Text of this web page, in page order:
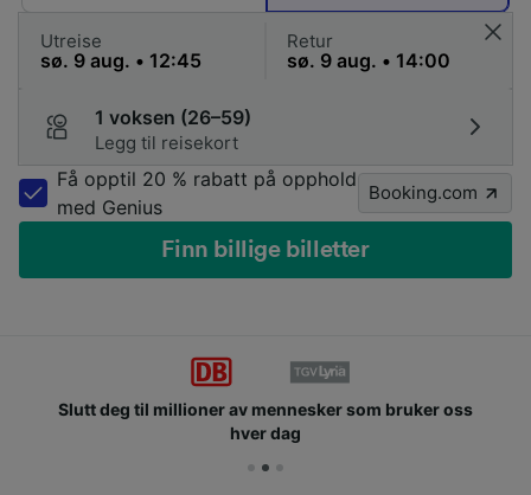
Utreise Retur
1 voksen (26–59)
Legg til reisekort
Få opptil 20 % rabatt på opphold
med Genius
Booking.com
Finn billige billetter
Slutt deg til millioner av mennesker som bruker oss
hver dag